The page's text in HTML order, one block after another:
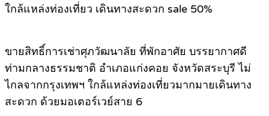
ใกล้แหล่งท่องเที่ยว เดินทางสะดวก sale 50%
ขายสิทธิ์การเช่าศุภวัฒนาลัย ที่พักอาศัย บรรยากาศดี
ท่ามกลางธรรมชาติ อำเภอแก่งคอย จังหวัดสระบุรี ไม่
ไกลจากกรุงเทพฯ ใกล้แหล่งท่องเที่ยวมากมายเดินทาง
สะดวก ด้วยมอเตอร์เวย์สาย 6